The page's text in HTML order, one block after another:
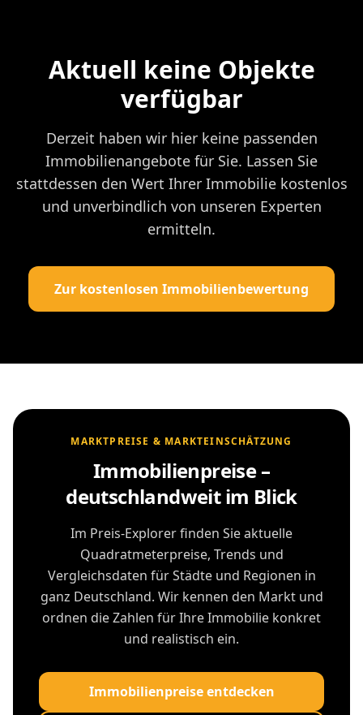
Aktuell keine Objekte
verfügbar
Derzeit haben wir hier keine passenden
Immobilienangebote für Sie. Lassen Sie
stattdessen den Wert Ihrer Immobilie kostenlos
und unverbindlich von unseren Experten
ermitteln.
Zur kostenlosen Immobilienbewertung
MARKTPREISE & MARKTEINSCHÄTZUNG
Immobilienpreise –
deutschlandweit im Blick
Im Preis-Explorer finden Sie aktuelle
Quadratmeterpreise, Trends und
Vergleichsdaten für Städte und Regionen in
ganz Deutschland. Wir kennen den Markt und
ordnen die Zahlen für Ihre Immobilie konkret
und realistisch ein.
Immobilienpreise entdecken